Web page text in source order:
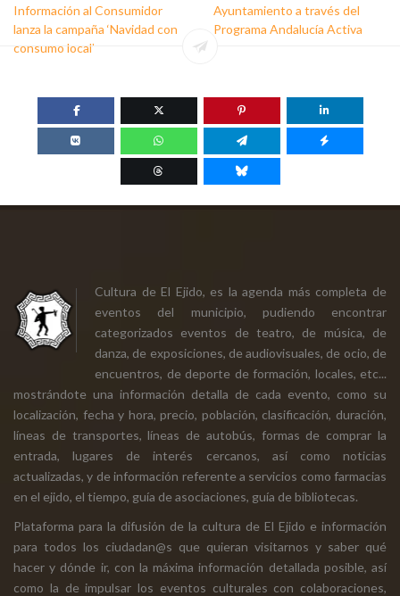
Información al Consumidor
lanza la campaña ‘Navidad con
consumo local’
Ayuntamiento a través del
Programa Andalucía Activa
Cultura de El Ejido, es la agenda más completa de
eventos del municipio, pudiendo encontrar
categorizados eventos de teatro, de música, de
danza, de exposiciones, de audiovisuales, de ocio, de
encuentros, de deporte de formación, locales, etc...
mostrándote una información detalla de cada evento, como su
localización, fecha y hora, precio, población, clasificación, duración,
líneas de transportes, líneas de autobús, formas de comprar la
entrada, lugares de interés cercanos, así como noticias
actualizadas, y de información referente a servicios como farmacias
en el ejido, el tiempo, guía de asociaciones, guía de bibliotecas.
Plataforma para la difusión de la cultura de El Ejido e información
para todos los ciudadan@s que quieran visitarnos y saber qué
hacer y dónde ir, con la máxima información detallada posible, así
como la de impulsar los eventos culturales con colaboraciones,